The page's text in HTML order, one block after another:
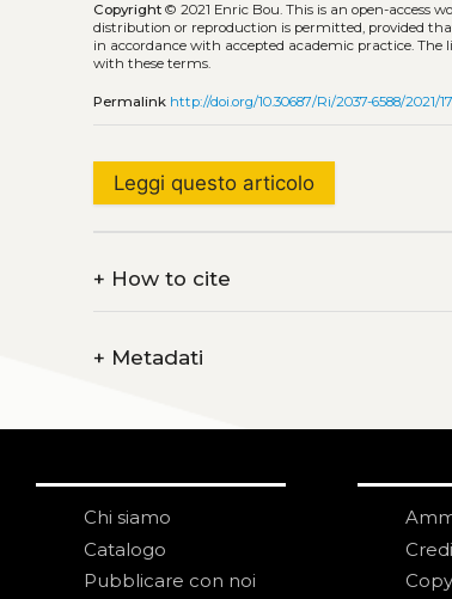
Copyright © 2021 Enric Bou.This is an open-access
distribution or reproduction is permitted, provided
in accordance with accepted academic practice.
with these terms.
Permalink http://doi.org/10.30687/Ri/2037-6588/2021/
Leggi questo articolo
+ How to cite
+ Metadati
Chi siamo
Catalogo
Pubblicare con noi